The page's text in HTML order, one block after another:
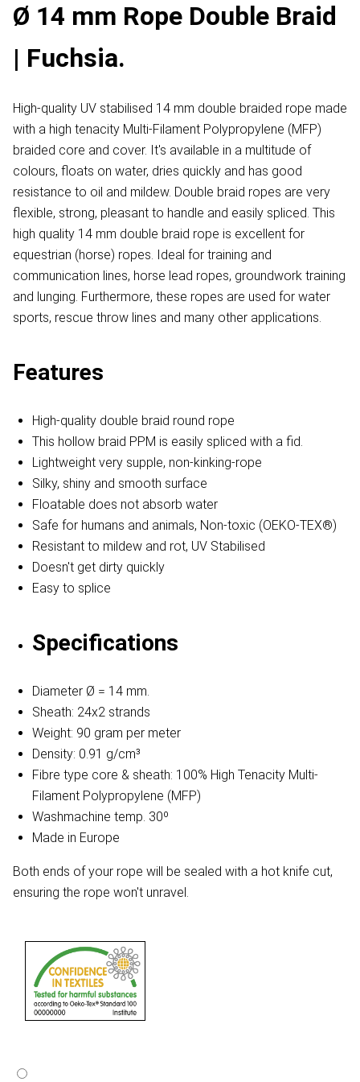
Ø 14 mm Rope Double Braid
| Fuchsia.
High-quality UV stabilised 14 mm double braided rope made
with a high tenacity Multi-Filament Polypropylene (MFP)
braided core and cover. It's available in a multitude of
colours, floats on water, dries quickly and has good
resistance to oil and mildew. Double braid ropes are very
flexible, strong, pleasant to handle and easily spliced. This
high quality 14 mm double braid rope is excellent for
equestrian (horse) ropes. Ideal for training and
communication lines, horse lead ropes, groundwork training
and lunging. Furthermore, these ropes are used for water
sports, rescue throw lines and many other applications.
Features
High-quality double braid round rope
This hollow braid PPM is easily spliced with a fid.
Lightweight very supple, non-kinking-rope
Silky, shiny and smooth surface
Floatable does not absorb water
Safe for humans and animals, Non-toxic (OEKO-TEX®)
Resistant to mildew and rot, UV Stabilised
Doesn't get dirty quickly
Easy to splice
Specifications
Diameter Ø = 14 mm.
Sheath: 24x2 strands
Weight: 90 gram per meter
Density: 0.91 g/cm³
Fibre type core & sheath: 100% High Tenacity Multi-
Filament Polypropylene (MFP)
Washmachine temp. 30º
Made in Europe
Both ends of your rope will be sealed with a hot knife cut,
ensuring the rope won't unravel.